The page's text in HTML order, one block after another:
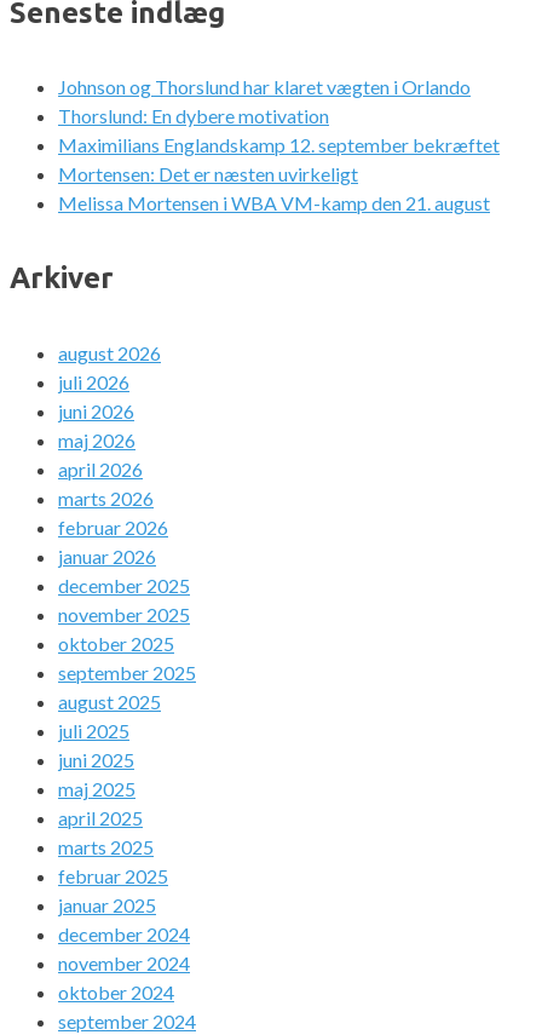
Seneste indlæg
Johnson og Thorslund har klaret vægten i Orlando
Thorslund: En dybere motivation
Maximilians Englandskamp 12. september bekræftet
Mortensen: Det er næsten uvirkeligt
Melissa Mortensen i WBA VM-kamp den 21. august
Arkiver
august 2026
juli 2026
juni 2026
maj 2026
april 2026
marts 2026
februar 2026
januar 2026
december 2025
november 2025
oktober 2025
september 2025
august 2025
juli 2025
juni 2025
maj 2025
april 2025
marts 2025
februar 2025
januar 2025
december 2024
november 2024
oktober 2024
september 2024